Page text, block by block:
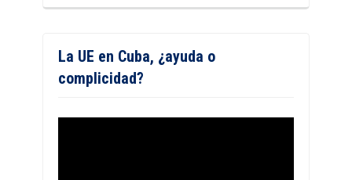
La UE en Cuba, ¿ayuda o
complicidad?